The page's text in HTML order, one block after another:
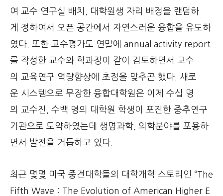
여 교수 연구실 배치, 대학원생 자리 배정을 랜덤하
게 정하여서 오픈 공간에서 자연스러운 융합을 유도하
였다. 또한 교수평가도 연말에 annual activity report
를 작성한 교수와 학과장이 같이 검토하면서 교수
의 교육연구 역량향상에 초점을 맞추곤 했다. 새로
운 시스템으로 무장한 융합대학원은 이제 수십 명
의 교수진, 수백 명의 대학원 학생이 포진한 중추연구
기관으로 도약하였는데 생명과학, 의학분야를 포용하
면서 발전을 거듭하고 있다.
최근 몇몇 미국 중견대학들의 대학개혁 스토리인 “The
Fifth Wave : The Evolution of American Higher E